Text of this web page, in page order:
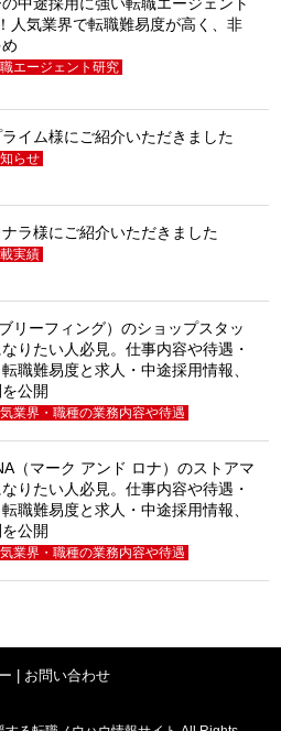
人気業界で転職難易度が高く、非
エージェント研究
イム様にご紹介いただきました
らせ
ラ様にご紹介いただきました
実績
リーフィング）のショップスタッ
りたい人必見。仕事内容や待遇・
職難易度と求人・中途採用情報、
公開
業界・職種の業務内容や待遇
（マーク アンド ロナ）のストアマ
りたい人必見。仕事内容や待遇・
職難易度と求人・中途採用情報、
公開
業界・職種の業務内容や待遇
お問い合わせ